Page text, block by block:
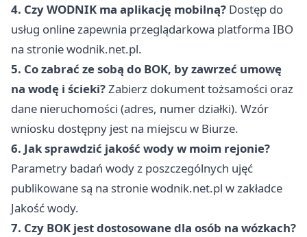
4. Czy WODNIK ma aplikację mobilną? Dostęp do
usług online zapewnia przeglądarkowa platforma IBO
na stronie wodnik.net.pl.
5. Co zabrać ze sobą do BOK, by zawrzeć umowę
na wodę i ścieki?Zabierz dokument tożsamości oraz
dane nieruchomości (adres, numer działki). Wzór
wniosku dostępny jest na miejscu w Biurze.
6. Jak sprawdzić jakość wody w moim rejonie?
Parametry badań wody z poszczególnych ujęć
publikowane są na stronie wodnik.net.pl w zakładce
Jakość wody.
7. Czy BOK jest dostosowane dla osób na wózkach?